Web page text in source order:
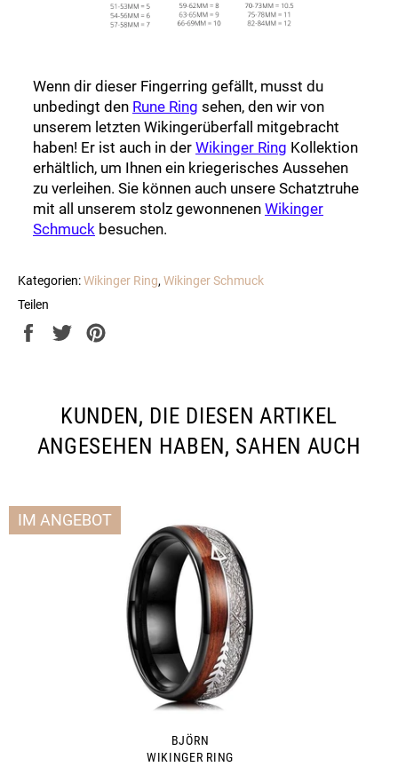
Wenn dir dieser Fingerring gefällt, musst du
unbedingt den Rune Ring sehen, den wir von
unserem letzten Wikingerüberfall mitgebracht
haben! Er ist auch in der Wikinger Ring Kollektion
erhältlich, um Ihnen ein kriegerisches Aussehen
zu verleihen. Sie können auch unsere Schatztruhe
mit all unserem stolz gewonnenen Wikinger
Schmuck besuchen.
Kategorien:Wikinger Ring, Wikinger Schmuck
Teilen
Auf
Auf
KUNDEN, DIE DIESEN ARTIKEL
ANGESEHEN HABEN, SAHEN AUCH
BJÖRN
WIKINGER RING
IM ANGEBOT